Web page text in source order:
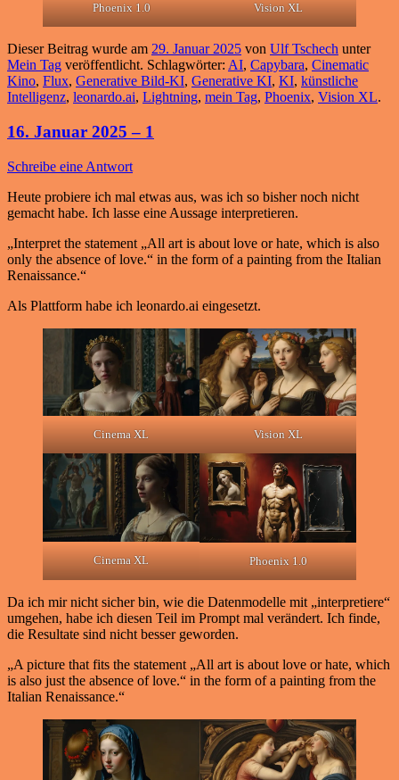
Phoenix 1.0 Vision XL
Dieser Beitrag wurde am 29. Januar 2025 von Ulf Tschech unter
Mein Tag veröffentlicht. Schlagwörter: AI, Capybara, Cinematic
Kino, Flux, Generative Bild-KI, Generative KI, KI, künstliche
Intelligenz, leonardo.ai, Lightning, mein Tag, Phoenix, Vision XL.
16. Januar 2025 – 1
Schreibe eine Antwort
Heute probiere ich mal etwas aus, was ich so bisher noch nicht
gemacht habe. Ich lasse eine Aussage interpretieren.
„Interpret the statement „All art is about love or hate, which is also
only the absence of love.“ in the form of a painting from the Italian
Renaissance.“
Als Plattform habe ich leonardo.ai eingesetzt.
Cinema XL Vision XL
Cinema XL Phoenix 1.0
Da ich mir nicht sicher bin, wie die Datenmodelle mit „interpretiere“
umgehen, habe ich diesen Teil im Prompt mal verändert. Ich finde,
die Resultate sind nicht besser geworden.
„A picture that fits the statement „All art is about love or hate, which
is also just the absence of love.“ in the form of a painting from the
Italian Renaissance.“